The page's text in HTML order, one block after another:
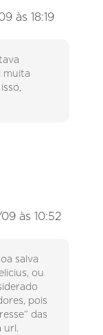
às 18:19
muita
09 às 10:52
salva
ou
pois
das
url.